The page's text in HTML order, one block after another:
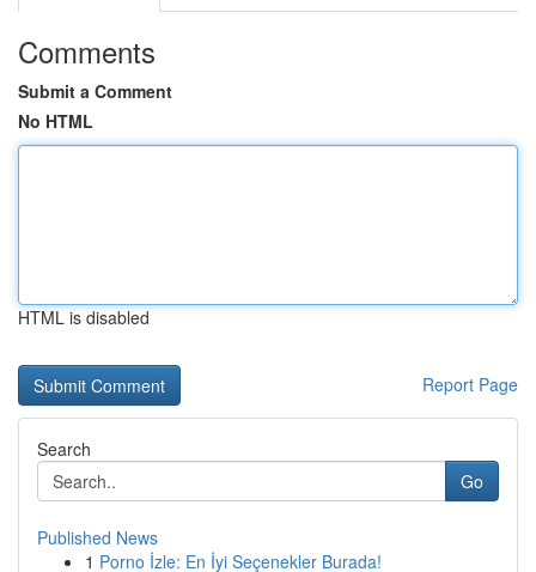
Comments
Submit a Comment
No HTML
HTML is disabled
Report Page
Search
Go
Published News
1 Porno İzle: En İyi Seçenekler Burada!